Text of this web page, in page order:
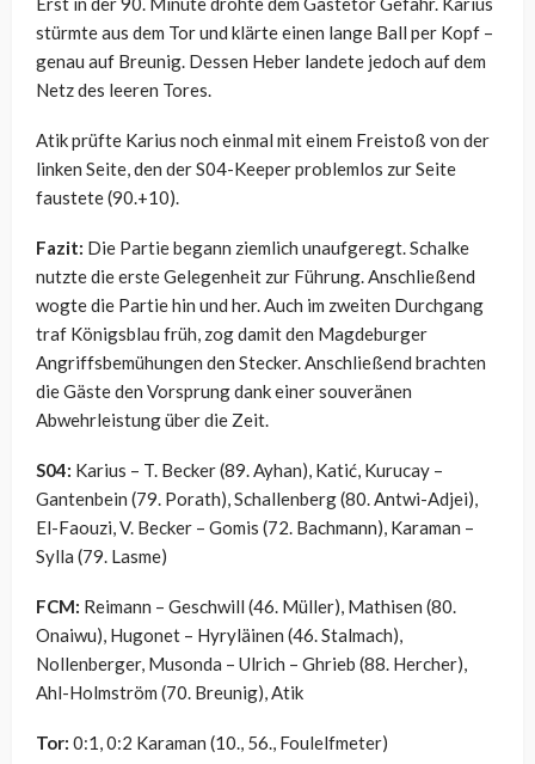
stürmte aus dem Tor und klärte einen lange Ball per Kopf –
genau auf Breunig. Dessen Heber landete jedoch auf dem
Netz des leeren Tores.
Atik prüfte Karius noch einmal mit einem Freistoß von der
linken Seite, den der S04-Keeper problemlos zur Seite
faustete (90.+10).
Fazit: Die Partie begann ziemlich unaufgeregt. Schalke
nutzte die erste Gelegenheit zur Führung. Anschließend
wogte die Partie hin und her. Auch im zweiten Durchgang
traf Königsblau früh, zog damit den Magdeburger
Angriffsbemühungen den Stecker. Anschließend brachten
die Gäste den Vorsprung dank einer souveränen
Abwehrleistung über die Zeit.
S04: Karius – T. Becker (89. Ayhan), Katić, Kurucay –
Gantenbein (79. Porath), Schallenberg (80. Antwi-Adjei),
El-Faouzi, V. Becker – Gomis (72. Bachmann), Karaman –
Sylla (79. Lasme)
FCM: Reimann – Geschwill (46. Müller), Mathisen (80.
Onaiwu), Hugonet – Hyryläinen (46. Stalmach),
Nollenberger, Musonda – Ulrich – Ghrieb (88. Hercher),
Ahl-Holmström (70. Breunig), Atik
Tor: 0:1, 0:2 Karaman (10., 56., Foulelfmeter)